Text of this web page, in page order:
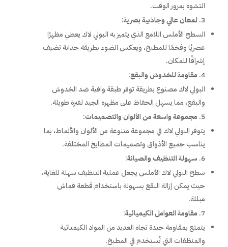
التشوه بمرور الوقت.
لمعان عالي وجاذبية بصرية:
السطح الأملس اللامع الذي يتميز به البولي لاك يعطي مظهرًا
عصريًا وفخمًا للمطبخ، ويعكس الضوء بطريقة جذابة تضيف
إشراقًا للمكان.
مقاومة للخدوش والبقع:
البولي لاك مصنوع بطريقة توفر طبقة واقية ضد الخدوش
والبقع، مما يسهل الحفاظ على مظهره الجيد لفترة طويلة.
مجموعة واسعة من الألوان والتصميمات:
يتوفر البولي لاك في مجموعة متنوعة من الألوان والأنماط، بما
يناسب جميع الأذواق وتصميمات المطابخ المختلفة.
سهولة التنظيف والصيانة:
سطح البولي لاك الأملس يجعل عملية التنظيف سهلة للغاية،
حيث يمكن إزالة البقع بسهولة باستخدام قطعة قماش
مبللة.
مقاومة العوامل الكيميائية:
يتمتع بمقاومة جيدة تجاه العديد من المواد الكيميائية
والمنظفات التي تُستخدم في المطبخ.